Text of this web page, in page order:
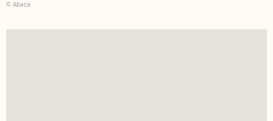
© Abaca